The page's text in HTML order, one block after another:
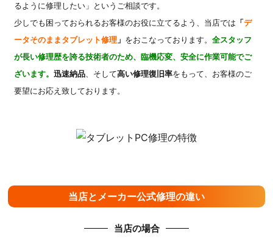
るように修理したい」というご相談です。
少しでも困っておられるお客様のお役に立てるよう、当店では 「デ
ータそのままタブレット修理 」 をおこなっております。全スタッフ
が長い修理歴を誇る技術者のため、臨機応変、安全に作業可能でご
ざいます。迅速納品、そして高い修理復旧率をもって、お客様のご
要望にお応え致しております。
当店とメーカー公式修理の違い
当店の場合